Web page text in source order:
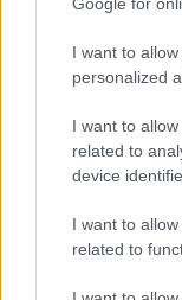
I want to
personalized
I want to
related to
device
I want to
related to
VECSEI
ERDŐ